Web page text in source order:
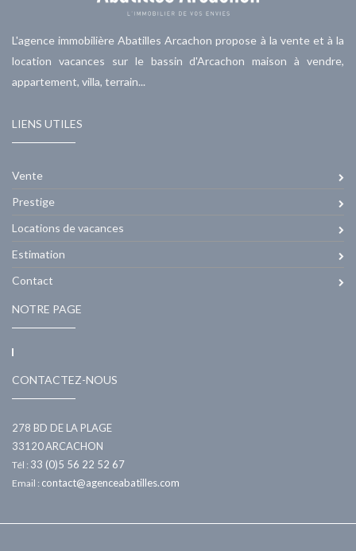
L'agence immobilière Abatilles Arcachon propose à la vente et à la
location vacances sur le bassin d'Arcachon maison à vendre,
appartement, villa, terrain...
LIENS UTILES
Vente
Prestige
Locations de vacances
Estimation
Contact
NOTRE PAGE
CONTACTEZ-NOUS
278 BD DE LA PLAGE
33120ARCACHON
Tél : 33 (0)5 56 22 52 67
Email : contact@agenceabatilles.com